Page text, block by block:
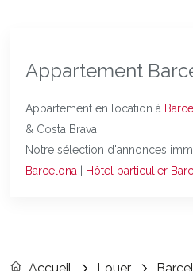
Appartement
Appartement en location à
& Costa Brava
Notre sélection d'annonces
Barcelona | Hôtel particulier
Accueil Louer